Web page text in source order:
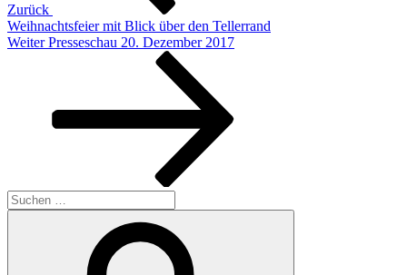
Zurück
Weihnachtsfeier mit Blick über den Tellerrand
Nächster
Weiter Presseschau 20. Dezember 2017
Suchen
nach: